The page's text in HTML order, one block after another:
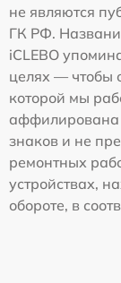
не являются
ГК РФ.
iCLEBO
целях — чтобы
которой мы
аффилирована
знаков и не
ремонтных
устройствах,
обороте, в